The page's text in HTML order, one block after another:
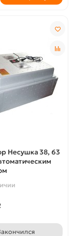
Несушка 38, 63